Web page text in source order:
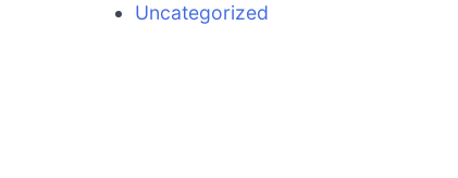
Uncategorized